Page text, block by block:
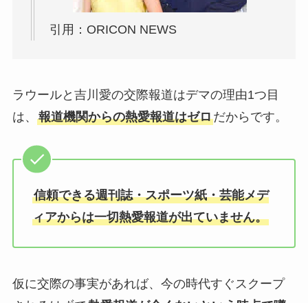
引用：ORICON NEWS
ラウールと吉川愛の交際報道はデマの理由1つ目
は、 報道機関からの熱愛報道はゼロだからです。
信頼できる週刊誌・スポーツ紙・芸能メデ
ィアからは一切熱愛報道が出ていません。
仮に交際の事実があれば、今の時代すぐスクープ